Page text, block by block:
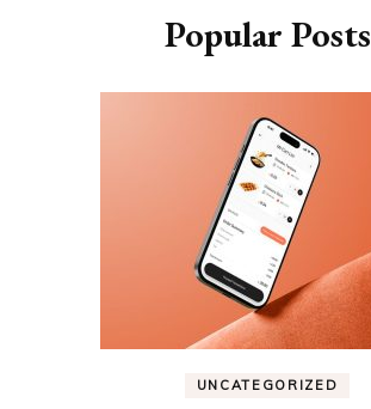
Popular Posts
UNCATEGORIZED